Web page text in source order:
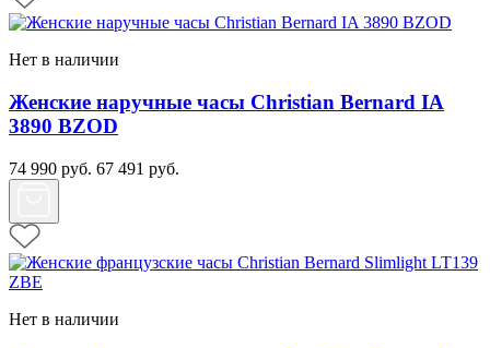
Нет в наличии
Женские наручные часы Christian Bernard IA
3890 BZOD
74 990 руб. 67 491 руб.
Нет в наличии